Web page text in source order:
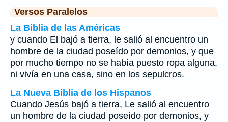
Versos Paralelos
La Biblia de las Américas
y cuando El bajó a tierra, le salió al encuentro un
hombre de la ciudad poseído por demonios, y que
por mucho tiempo no se había puesto ropa alguna,
ni vivía en una casa, sino en los sepulcros.
La Nueva Biblia de los Hispanos
Cuando Jesús bajó a tierra, Le salió al encuentro
un hombre de la ciudad poseído por demonios, y